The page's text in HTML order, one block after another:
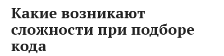
Какие возникают
сложности при подборе
кода